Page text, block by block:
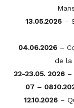
13.05.2026 –
04.06.2026–
de la
22-23.05. 2026 –
07 –
12.10.2026–